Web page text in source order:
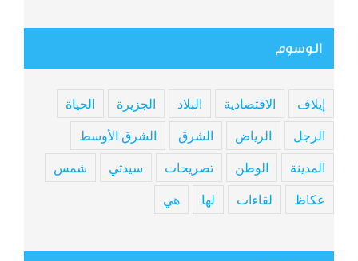
الوسوم
إيلاف الاقتصادية البلاد الجزيرة الحياة
الرجل الرياض الشرق الشرق الأوسط
المدينة الوطن تصريحات سيدتي شمس
عكاظ لقاءات لها هي